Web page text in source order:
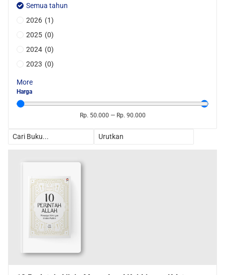
Semua tahun
2026 (1)
2025 (0)
2024 (0)
2023 (0)
More
Harga
Rp. 50.000 — Rp. 90.000